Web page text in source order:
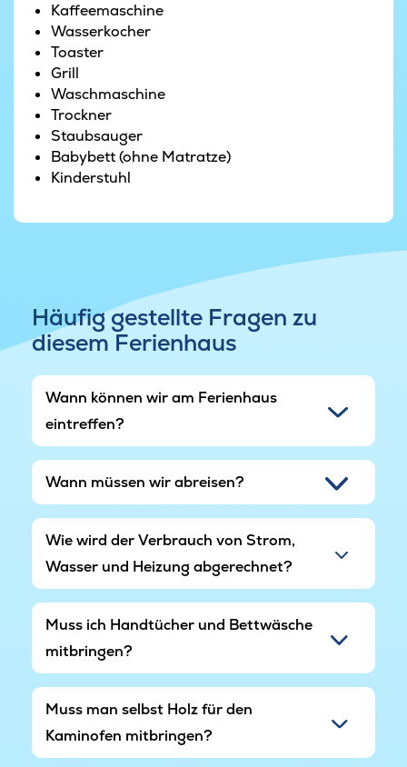
Kaffeemaschine
Wasserkocher
Toaster
Grill
Waschmaschine
Trockner
Staubsauger
Babybett (ohne Matratze)
Kinderstuhl
Häufig gestellte Fragen zu
diesem Ferienhaus
Wann können wir am Ferienhaus
eintreffen?
Wann müssen wir abreisen?
Wie wird der Verbrauch von Strom,
Wasser und Heizung abgerechnet?
Muss ich Handtücher und Bettwäsche
mitbringen?
Muss man selbst Holz für den
Kaminofen mitbringen?